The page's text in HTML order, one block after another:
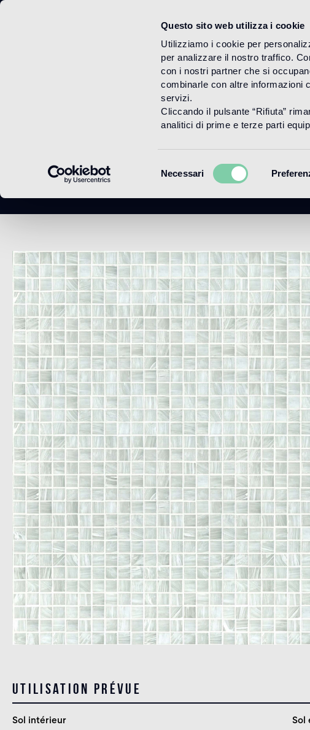
Questo sito web utilizza i cookie
Utilizziamo i cookie per
per analizzare il nostro traffico.
con i nostri partner che si
combinarle con altre informazioni
servizi.
Cliccando il pulsante “Rifiuta”
analitici di prime e terze parti
del
Necessari
Utilisation prévue
Sol intérieur Sol